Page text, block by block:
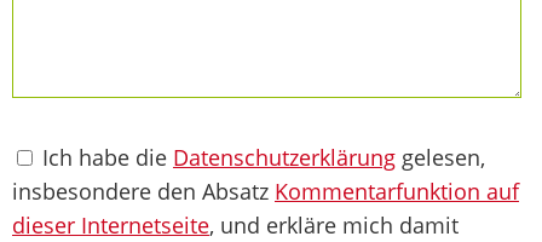
Ich habe die Datenschutzerklärung gelesen,
insbesondere den Absatz Kommentarfunktion auf
dieser Internetseite, und erkläre mich damit